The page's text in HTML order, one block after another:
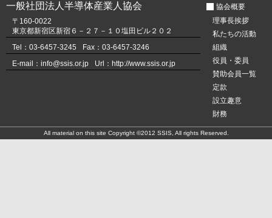
一般社団法人半導体産業人協会
〒160-0022
東京都新宿区新宿６－２７－１０塩田ビル２０２
Tel：03-6457-3245
Fax：03-6457-3246
E-mail：info@ssis.or.jp
Url：http://www.ssis.or.jp
協会概要
理事長挨拶
私たちの活動
組織
役員・委員
賛助会員一覧
定款
設立趣意
財務
All material on this site Copyright ©2012 SSIS, All rights Reserved.